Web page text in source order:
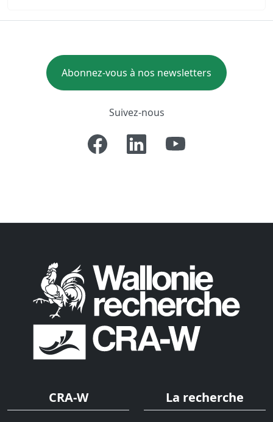
Abonnez-vous à nos newsletters
Suivez-nous
CRA-W La recherche